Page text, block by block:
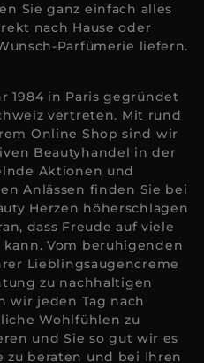
Sie ganz einfach alles
nach Hause oder
Parfümerie liefern.
1984 in Paris gegründet
vertreten. Mit rund
Online Shop sind wir
Beautyhandel in der
Aktionen und
Anlässen finden Sie bei
Herzen höherschlagen
dass Freude auf viele
Vom beruhigenden
Lieblingsaugencreme
zu nachhaltigen
wir jeden Tag nach
Wohlfühlen zu
und Sie so gut wir es
beraten und bei Ihren